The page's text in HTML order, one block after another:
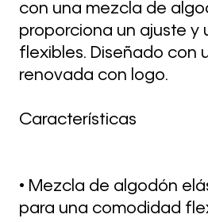
con una mezcla de
proporciona un ajuste y
flexibles. Diseñado con
renovada con logo.
Características
• Mezcla de algodón
para una comodidad